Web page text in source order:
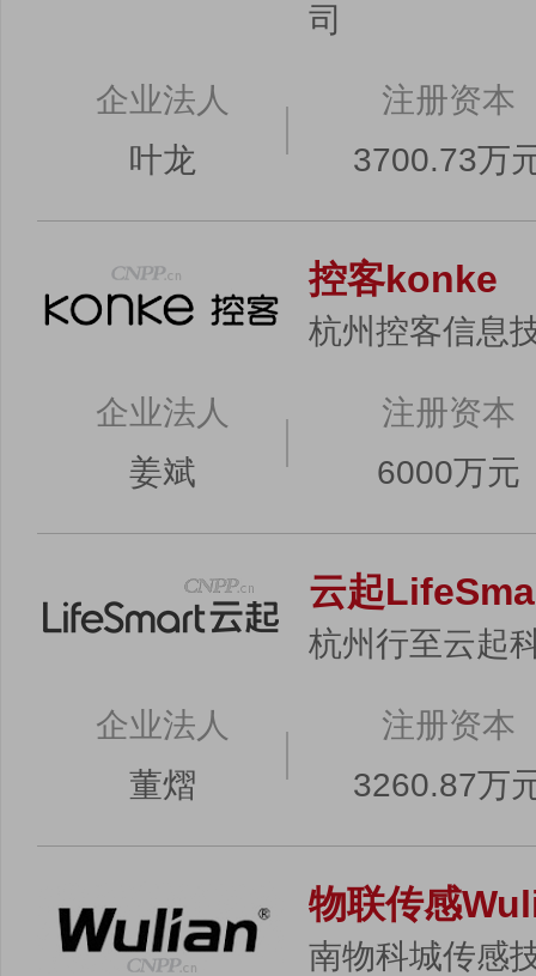
司
企业法人
叶龙
注册资本
3700.73万
控客konke
杭州控客信息
企业法人
姜斌
注册资本
6000万元
云起
杭州行至云起
企业法人
董熠
注册资本
3260.87万
物联传感
南物科城传感